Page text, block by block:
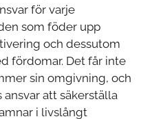
för varje
som föder upp
och dessutom
fördomar. Det får inte
sin omgivning, och
att säkerställa
i livslångt